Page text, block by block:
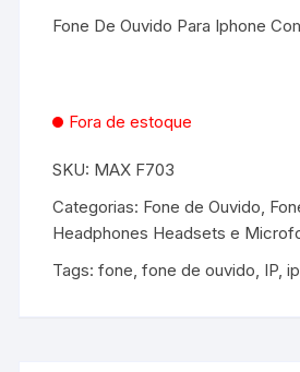
Fone De Ouvido Para Iphone
Fora de estoque
SKU: MAX F703
Categorias: Fone de Ouvido
Headphones Headsets e
Tags:fone ,fone de ouvido IP ,